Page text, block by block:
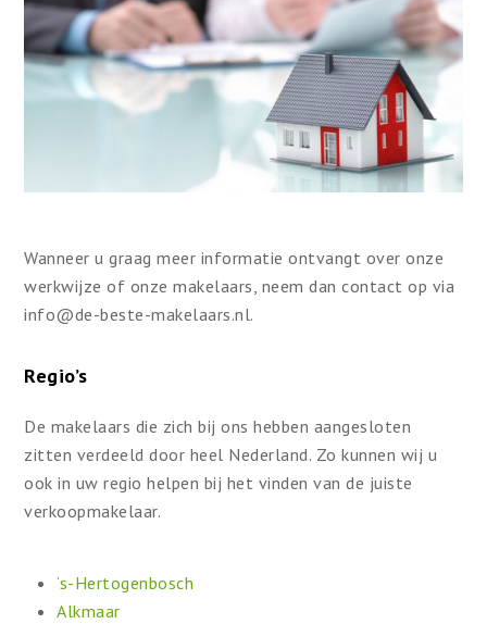
Wanneer u graag meer informatie ontvangt over onze
werkwijze of onze makelaars, neem dan contact op via
info@de-beste-makelaars.nl.
Regio’s
De makelaars die zich bij ons hebben aangesloten
zitten verdeeld door heel Nederland. Zo kunnen wij u
ook in uw regio helpen bij het vinden van de juiste
verkoopmakelaar.
‘s-Hertogenbosch
Alkmaar